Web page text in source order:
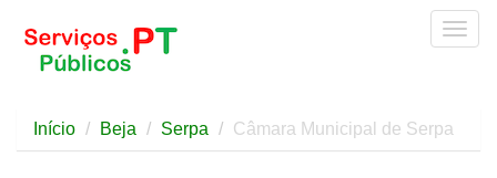
Início Beja Serpa Câmara Municipal de Serpa